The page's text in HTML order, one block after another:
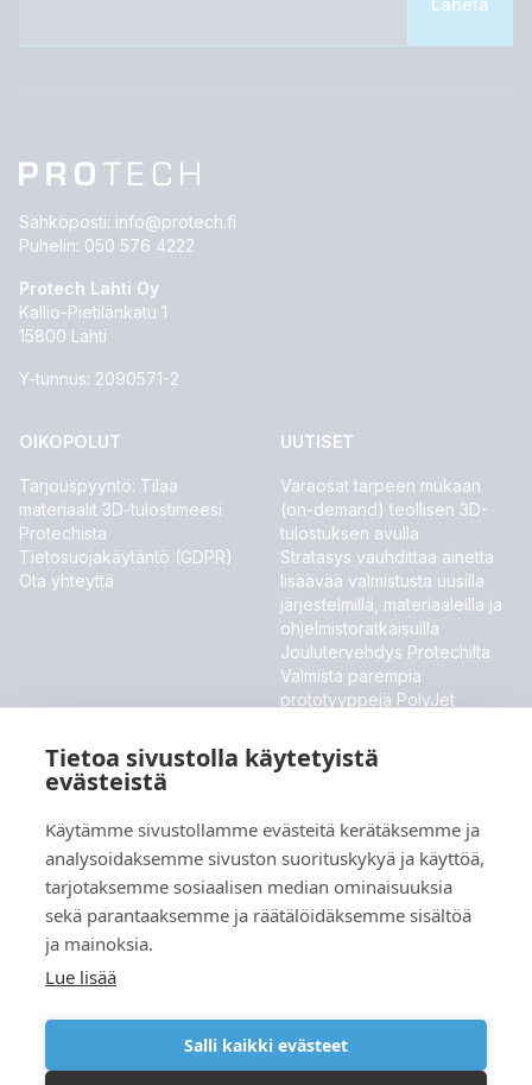
Tietoa sivustolla käytetyistä
evästeistä
Käytämme sivustollamme evästeitä kerätäksemme ja
analysoidaksemme sivuston suorituskykyä ja käyttöä,
tarjotaksemme sosiaalisen median ominaisuuksia
sekä parantaaksemme ja räätälöidäksemme sisältöä
ja mainoksia.
Lue lisää
Salli kaikki evästeet
Sähköposti: info@protech.fi
Puhelin: 050 576 4222
Protech Lahti Oy
Kallio-Pietilänkatu 1
15800 Lahti
Y-tunnus: 2090571-2
OIKOPOLUT
Tarjouspyyntö: Tilaa
materiaalit 3D-tulostimeesi
Protechista
Tietosuojakäytäntö (GDPR)
Ota yhteyttä
UUTISET
Varaosat tarpeen mukaan
(on-demand) teollisen 3D-
tulostuksen avulla
Stratasys vauhdittaa ainetta
lisäävää valmistusta uusilla
järjestelmillä, materiaaleilla ja
ohjelmistoratkaisuilla
Joulutervehdys Protechilta
Valmista parempia
prototyyppejä PolyJet
Stratasys esittelee uudet
materiaalit ja ohjelmistouutiset
MESSUT JA TAPAHTUMAT
Meillä ei ole tällä hetkellä tulevia tapahtumia.